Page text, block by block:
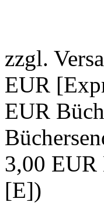
zzgl.
EUR
EUR
3,00 EUR
[E])